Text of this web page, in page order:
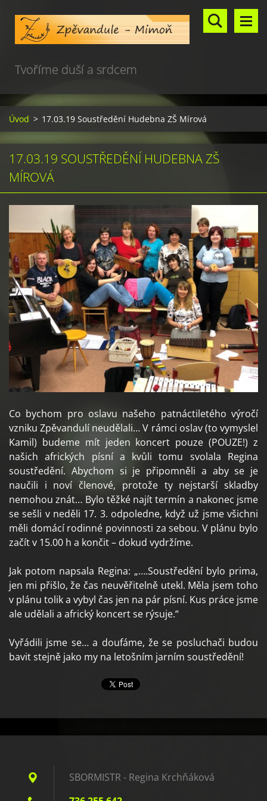
Tvoříme duší a srdcem
Úvod > 17.03.19 Soustředění Hudebna ZŠ Mírová
17.03.19 SOUSTŘEDĚNÍ HUDEBNA ZŠ
MÍROVÁ
Co bychom pro oslavu našeho patnáctiletého výročí
vzniku Zpěvandulí neudělali… V rámci oslav (to vymyslel
Kamil) budeme mít jeden koncert pouze (POUZE!) z
našich afrických písní a kvůli tomu svolala Regina
soustředění. Abychom si je připomněli a aby se je
naučili i noví členové, protože ty nejstarší skladby
nemohou znát… Bylo těžké najít termín a nakonec jsme
se sešli v neděli 17. 3. odpoledne, když už jsme všichni
měli domácí rodinné povinnosti za sebou. V plánu bylo
začít v 15.00 h a končit – dokud vydržíme.
Jak potom napsala Regina: „….Soustředění bylo prima,
jen mi přišlo, že čas neuvěřitelně utekl. Měla jsem toho
v plánu tolik a vybyl čas jen na pár písní. Kus práce jsme
ale udělali a africký koncert se rýsuje.“
Vyřádili jsme se… a doufáme, že se posluchači budou
bavit stejně jako my na letošním jarním soustředění!
SBORMISTR - Regina Krchňáková